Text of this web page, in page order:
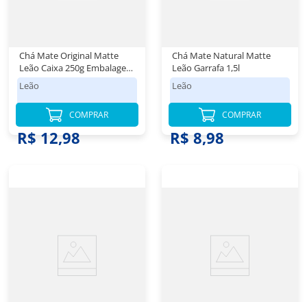
Chá Mate Original Matte
Leão Caixa 250g Embalagem
Econômica
Leão
R$ 12,98
COMPRAR
Chá Mate Natural Matte
Leão Garrafa 1,5l
Leão
R$ 8,98
COMPRAR